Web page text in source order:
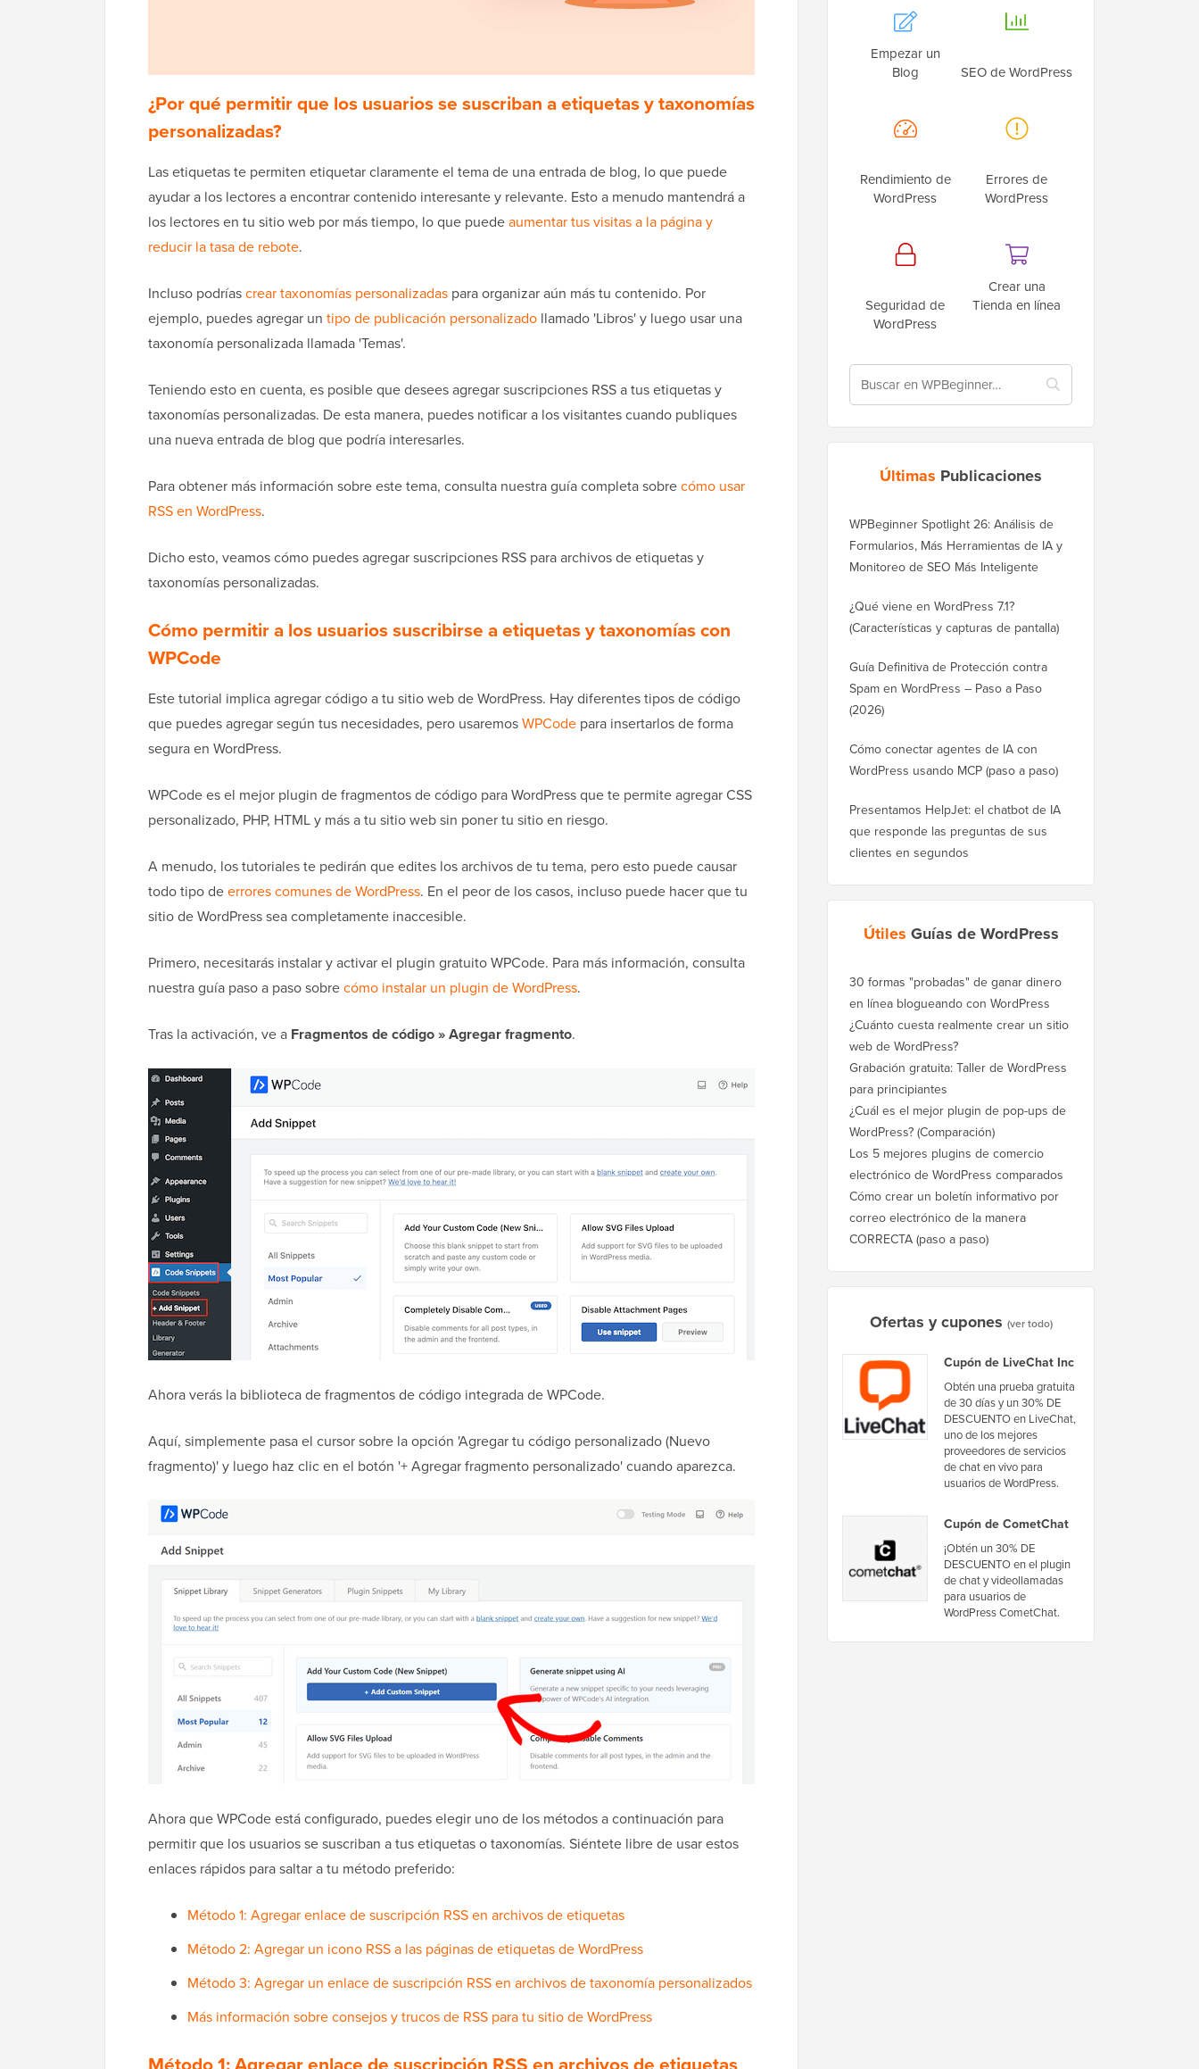
¿Por qué permitir que los usuarios se suscriban a etiquetas y taxonomías
personalizadas?
Las etiquetas te permiten etiquetar claramente el tema de una entrada de blog, lo que puede
ayudar a los lectores a encontrar contenido interesante y relevante. Esto a menudo mantendrá a
los lectores en tu sitio web por más tiempo, lo que puedeaumentar tus visitas a la página y
reducir la tasa de rebote.
Incluso podríascrear taxonomías personalizadas para organizar aún más tu contenido. Por
ejemplo, puedes agregar un tipo de publicación personalizado llamado 'Libros' y luego usar una
taxonomía personalizada llamada 'Temas'.
Teniendo esto en cuenta, es posible que desees agregar suscripciones RSS a tus etiquetas y
taxonomías personalizadas. De esta manera, puedes notificar a los visitantes cuando publiques
una nueva entrada de blog que podría interesarles.
Para obtener más información sobre este tema, consulta nuestra guía completa sobrecómo usar
RSS en WordPress.
Dicho esto, veamos cómo puedes agregar suscripciones RSS para archivos de etiquetas y
taxonomías personalizadas.
Cómo permitir a los usuarios suscribirse a etiquetas y taxonomías con
WPCode
Este tutorial implica agregar código a tu sitio web de WordPress. Hay diferentes tipos de código
que puedes agregar según tus necesidades, pero usaremosWPCode para insertarlos de forma
segura en WordPress.
WPCode es el mejor plugin de fragmentos de código para WordPress que te permite agregar CSS
personalizado, PHP, HTML y más a tu sitio web sin poner tu sitio en riesgo.
A menudo, los tutoriales te pedirán que edites los archivos de tu tema, pero esto puede causar
todo tipo deerrores comunes de WordPress. En el peor de los casos, incluso puede hacer que tu
sitio de WordPress sea completamente inaccesible.
Primero, necesitarás instalar y activar el plugin gratuito WPCode. Para más información, consulta
nuestra guía paso a paso sobrecómo instalar un plugin de WordPress.
Tras la activación, ve a Fragmentos de código » Agregar fragmento.
Ahora verás la biblioteca de fragmentos de código integrada de WPCode.
Aquí, simplemente pasa el cursor sobre la opción 'Agregar tu código personalizado (Nuevo
fragmento)' y luego haz clic en el botón '+ Agregar fragmento personalizado' cuando aparezca.
Ahora que WPCode está configurado, puedes elegir uno de los métodos a continuación para
permitir que los usuarios se suscriban a tus etiquetas o taxonomías. Siéntete libre de usar estos
enlaces rápidos para saltar a tu método preferido:
Método 1: Agregar enlace de suscripción RSS en archivos de etiquetas
Método 2: Agregar un icono RSS a las páginas de etiquetas de WordPress
Método 3: Agregar un enlace de suscripción RSS en archivos de taxonomía personalizados
Más información sobre consejos y trucos de RSS para tu sitio de WordPress
Empezar un
Blog
SEO de WordPress
Rendimiento de
WordPress
Errores de
WordPress
Seguridad de
WordPress
Crear una
Tienda en línea
Últimas Publicaciones
WPBeginner Spotlight 26: Análisis de
Formularios, Más Herramientas de IA y
Monitoreo de SEO Más Inteligente
¿Qué viene en WordPress 7.1?
(Características y capturas de pantalla)
Guía Definitiva de Protección contra
Spam en WordPress – Paso a Paso
(2026)
Cómo conectar agentes de IA con
WordPress usando MCP (paso a paso)
Presentamos HelpJet: el chatbot de IA
que responde las preguntas de sus
clientes en segundos
Útiles Guías de WordPress
30 formas "probadas" de ganar dinero
en línea blogueando con WordPress
¿Cuánto cuesta realmente crear un sitio
web de WordPress?
Grabación gratuita: Taller de WordPress
para principiantes
¿Cuál es el mejor plugin de pop-ups de
WordPress? (Comparación)
Los 5 mejores plugins de comercio
electrónico de WordPress comparados
Cómo crear un boletín informativo por
correo electrónico de la manera
CORRECTA (paso a paso)
Ofertas y cupones (ver todo)
Cupón de LiveChat Inc
Obtén una prueba gratuita
de 30 días y un 30% DE
DESCUENTO en LiveChat,
uno de los mejores
proveedores de servicios
de chat en vivo para
usuarios de WordPress.
Cupón de CometChat
¡Obtén un 30% DE
DESCUENTO en el plugin
de chat y videollamadas
para usuarios de
WordPress CometChat.